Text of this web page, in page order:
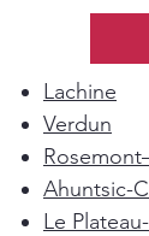
Lachine
Verdun
Ahuntsic-
Le